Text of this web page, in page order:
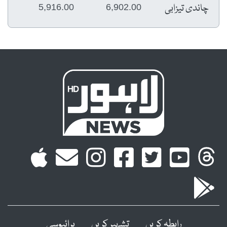
چاندی تیزابی 6,902.00
5,916.00